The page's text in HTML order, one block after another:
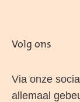
Volg ons
Via onze
allemaal